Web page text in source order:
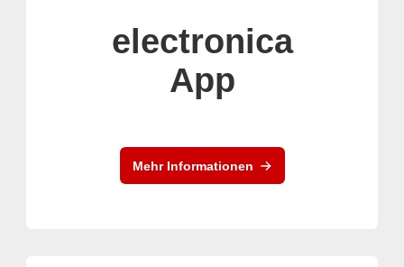
electronica
App
Mehr Informationen